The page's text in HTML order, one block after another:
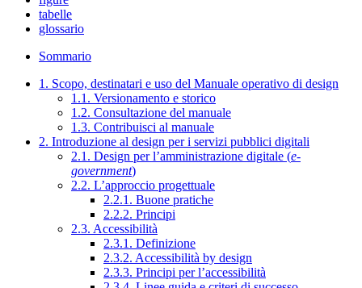
tabelle
glossario
Sommario
1. Scopo, destinatari e uso del Manuale operativo di design
1.1. Versionamento e storico
1.2. Consultazione del manuale
1.3. Contribuisci al manuale
2. Introduzione al design per i servizi pubblici digitali
2.1. Design per l’amministrazione digitale (e-
government)
2.2. L’approccio progettuale
2.2.1. Buone pratiche
2.2.2. Principi
2.3. Accessibilità
2.3.1. Definizione
2.3.2. Accessibilità by design
2.3.3. Principi per l’accessibilità